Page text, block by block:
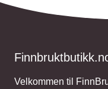
Velkommen til